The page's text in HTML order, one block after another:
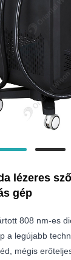
lézeres
gép
808 nm-es
a legújabb
mégis